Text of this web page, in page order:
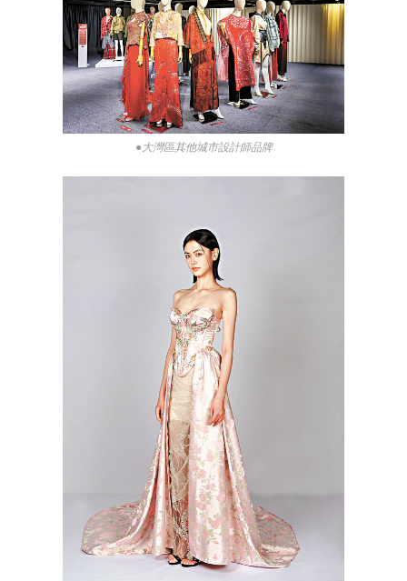
●大灣區其他城市設計師品牌